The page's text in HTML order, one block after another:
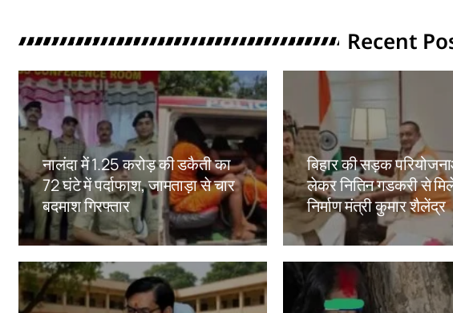
Recent
नालंदा में 1.25 करोड़ की डकैती का
72 घंटे में पर्दाफाश, जामताड़ा से चार
बदमाश गिरफ्तार
Amit Lekh
बिहार की सड़क
लेकर नितिन गडकरी से
निर्माण मंत्री कुमार शैलेंद्र
Amit Lekh